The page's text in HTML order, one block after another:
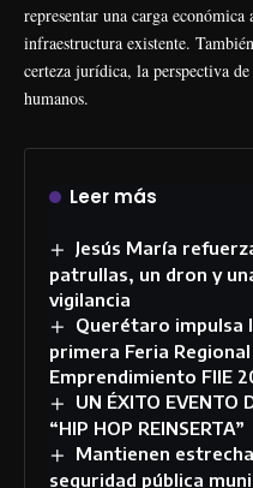
representar una carga
infraestructura existente.
certeza jurídica, la perspectiva
humanos.
Leer más
Jesús María
patrullas, un dron y
vigilancia
Querétaro impulsa
primera Feria
Emprendimiento FIIE
UN ÉXITO EVENTO
“HIP HOP REINSERTA”
Mantienen
seguridad pública